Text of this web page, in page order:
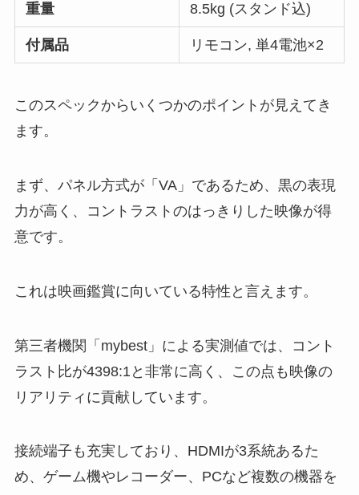
重量 8.5kg (スタンド込)
付属品 リモコン, 単4電池×2
このスペックからいくつかのポイントが見えてき
ます。
まず、パネル方式が「VA」であるため、黒の表現
力が高く、コントラストのはっきりした映像が得
意です。
これは映画鑑賞に向いている特性と言えます。
第三者機関「mybest」による実測値では、コント
ラスト比が4398:1と非常に高く、この点も映像の
リアリティに貢献しています。
接続端子も充実しており、HDMIが3系統あるた
め、ゲーム機やレコーダー、PCなど複数の機器を